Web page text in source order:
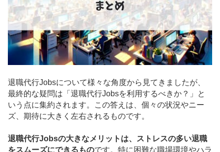
退職代行Jobsについて様々な角度から見てきましたが、
最終的な疑問は「退職代行Jobsを利用するべきか？」と
いう点に集約されます。この答えは、個々の状況やニー
ズ、期待に大きく左右されるものです。
退職代行Jobsの大きなメリットは、ストレスの多い退職
をスムーズにできるものです。特に困難な職場環境やハラ